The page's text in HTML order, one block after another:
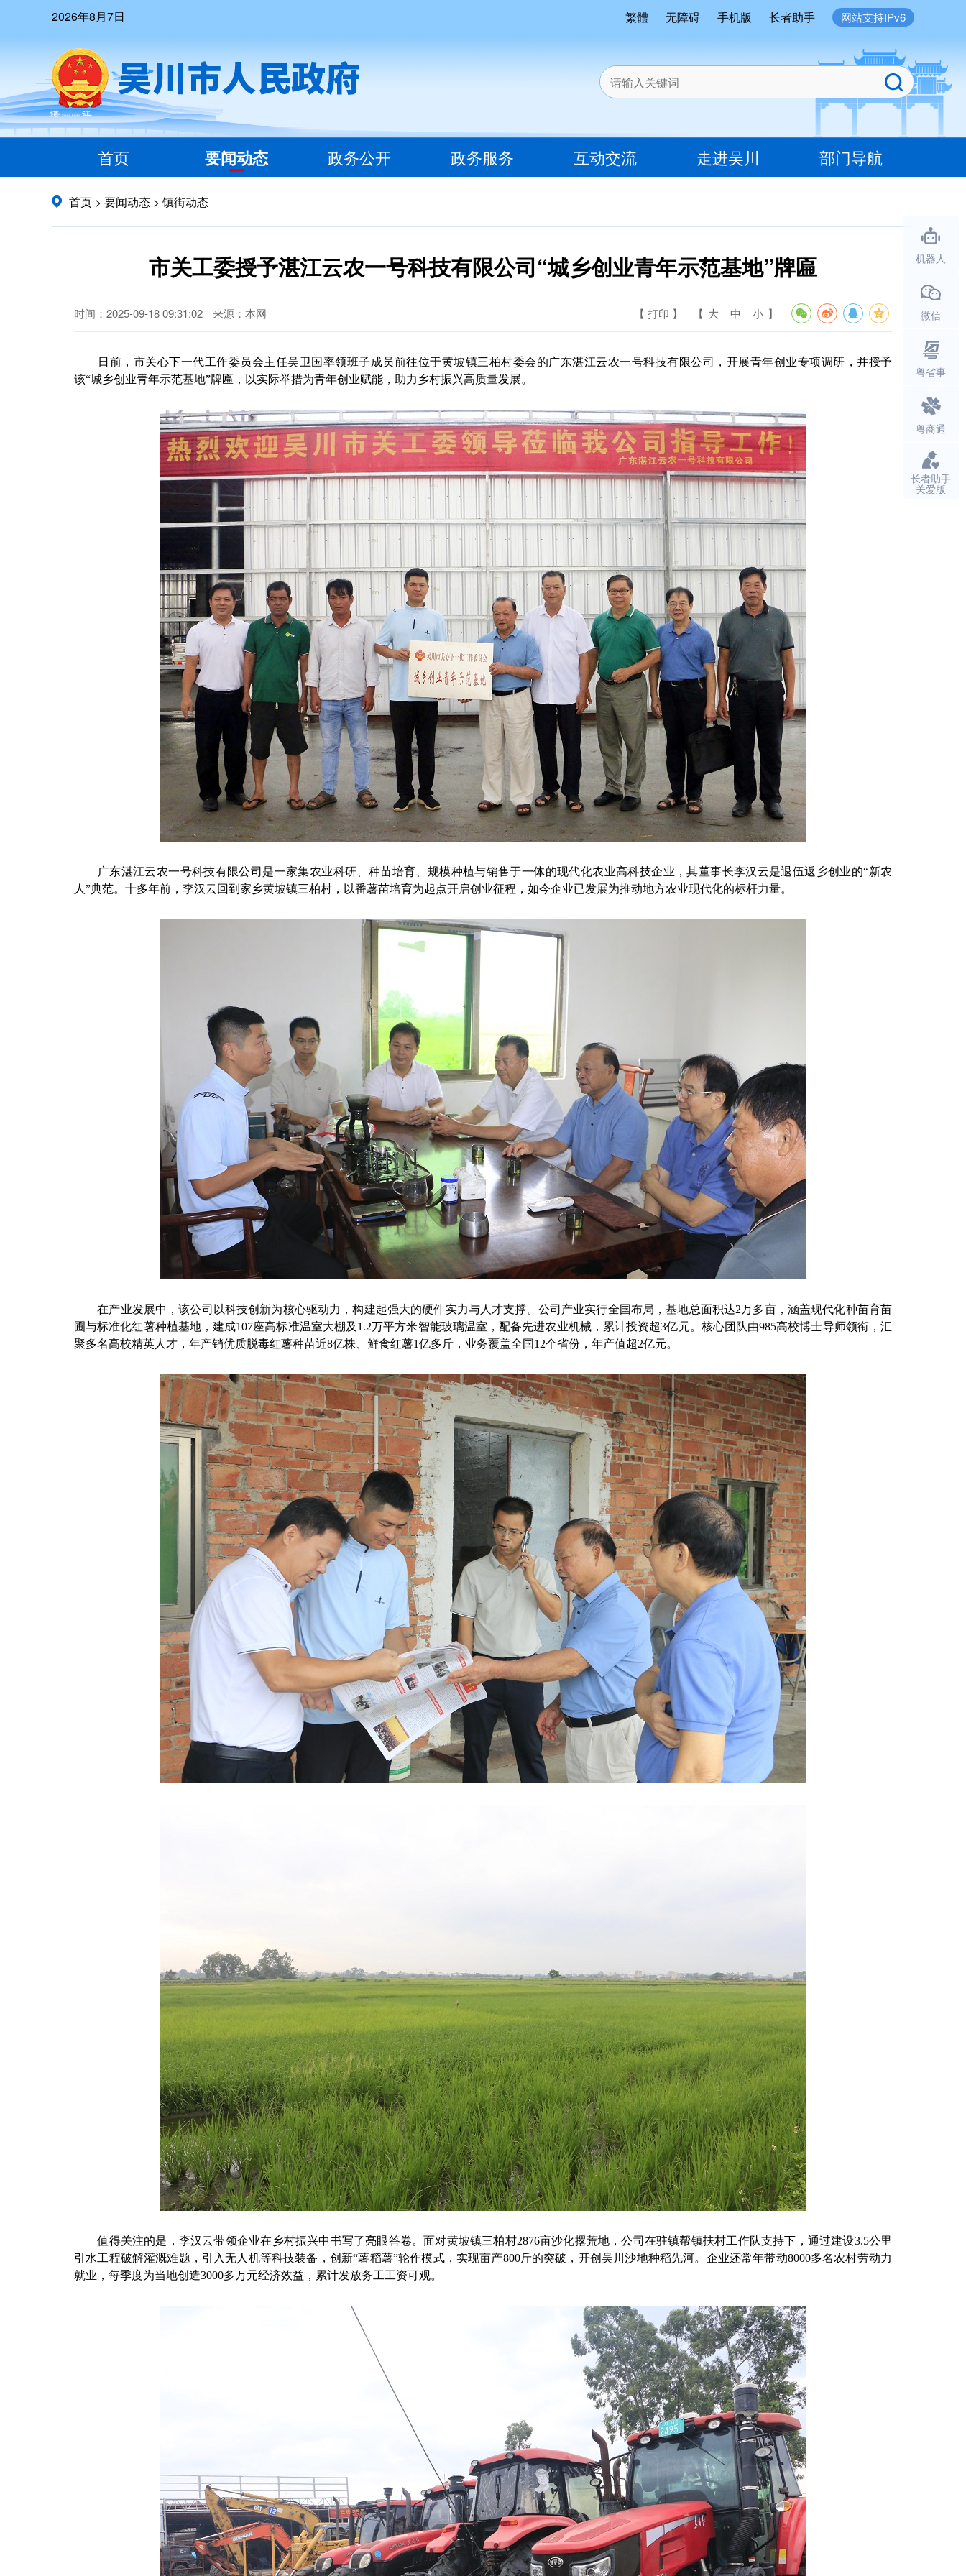
2026年8月7日 繁體 无障碍 手机版 长者助手 网站支持IPv6
首页 要闻动态 政务公开 政务服务 互动交流 走进吴川 部门导航
首页 > 要闻动态 > 镇街动态
市关工委授予湛江云农一号科技有限公司“城乡创业青年示范基地”牌匾
时间：2025-09-18 09:31:02 来源：本网 【 打印 】 【 大 中 小 】
日前，市关心下一代工作委员会主任吴卫国率领班子成员前往位于黄坡镇三柏村委会的广东湛江云农一号科技有限公司，开展青年创业专项调研，并授予
该“城乡创业青年示范基地”牌匾，以实际举措为青年创业赋能，助力乡村振兴高质量发展。
广东湛江云农一号科技有限公司是一家集农业科研、种苗培育、规模种植与销售于一体的现代化农业高科技企业，其董事长李汉云是退伍返乡创业的“新农
人”典范。十多年前，李汉云回到家乡黄坡镇三柏村，以番薯苗培育为起点开启创业征程，如今企业已发展为推动地方农业现代化的标杆力量。
在产业发展中，该公司以科技创新为核心驱动力，构建起强大的硬件实力与人才支撑。公司产业实行全国布局，基地总面积达2万多亩，涵盖现代化种苗育苗
圃与标准化红薯种植基地，建成107座高标准温室大棚及1.2万平方米智能玻璃温室，配备先进农业机械，累计投资超3亿元。核心团队由985高校博士导师领衔，汇
聚多名高校精英人才，年产销优质脱毒红薯种苗近8亿株、鲜食红薯1亿多斤，业务覆盖全国12个省份，年产值超2亿元。
值得关注的是，李汉云带领企业在乡村振兴中书写了亮眼答卷。面对黄坡镇三柏村2876亩沙化撂荒地，公司在驻镇帮镇扶村工作队支持下，通过建设3.5公里
引水工程破解灌溉难题，引入无人机等科技装备，创新“薯稻薯”轮作模式，实现亩产800斤的突破，开创吴川沙地种稻先河。企业还常年带动8000多名农村劳动力
就业，每季度为当地创造3000多万元经济效益，累计发放务工工资可观。
机器人
微信
粤省事
粤商通
长者助手
关爱版